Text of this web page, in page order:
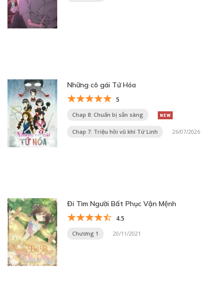
Những cô gái Tứ Hóa
5
Chap 8: Chuẩn bị sẵn sàng
Chap 7: Triệu hồi vũ khí Tứ Linh 26/07/2026
Đi Tìm Người Bất Phục Vận Mệnh
4.5
Chương 1 20/11/2021